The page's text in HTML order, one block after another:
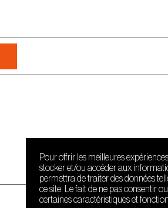
Thug Tieg
Pour offrir les meilleures
stocker et/ou accéder aux
permettra de traiter des données
ce site. Le fait de ne pas consentir
certaines caractéristiques et